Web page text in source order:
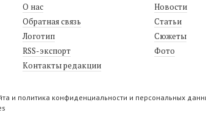
О нас
Обратная связь
Логотип
RSS-экспорт
Контакты редакции
Новости
Статьи
Сюжеты
Фото
и политика конфиденциальности и персональных